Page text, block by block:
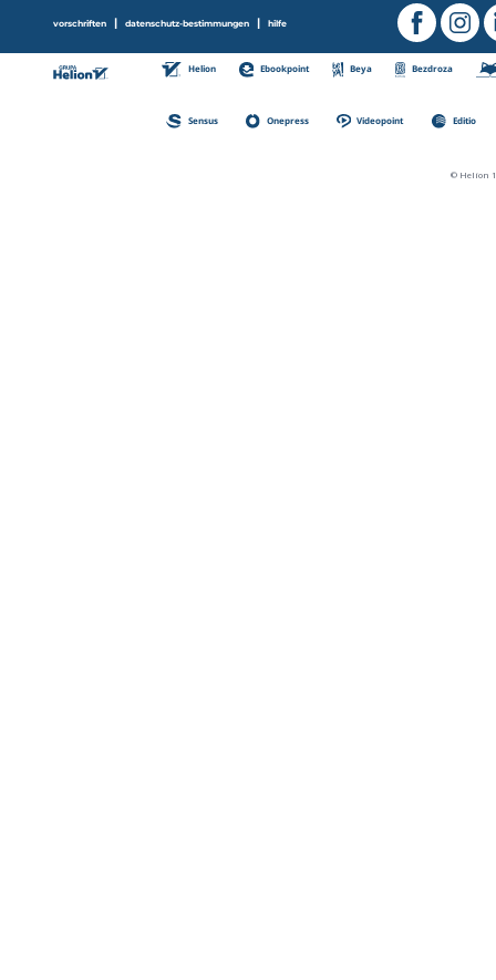
vorschriften | datenschutz-bestimmungen | hilfe
Helion Ebookpoint Beya Bezdroza
Sensus Onepress Videopoint Editio
© Helion